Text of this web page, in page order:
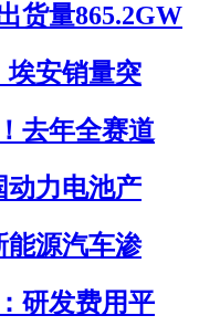
货量865.2GW
埃安销量突
去年全赛道
动力电池产
能源汽车渗
研发费用平